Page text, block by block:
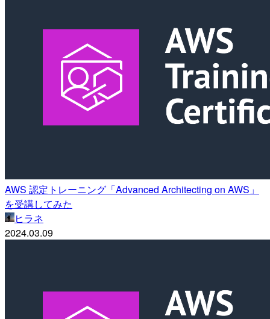
AWS 認定トレーニング「Advanced Architecting on AWS」
を受講してみた
ヒラネ
2024.03.09